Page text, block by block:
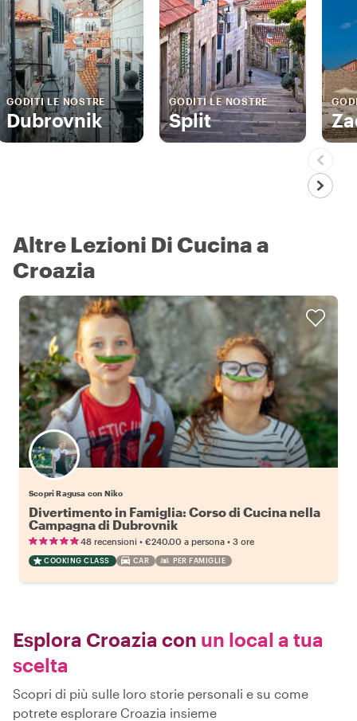
GODITI LE NOSTRE
Dubrovnik
GODITI LE NOSTRE
Split
Altre Lezioni Di Cucina a
Croazia
Scopri Ragusa con Niko
Divertimento in Famiglia: Corso di Cucina nella
Campagna di Dubrovnik
48 recensioni • €240.00 a persona • 3 ore
COOKING CLASS CAR PER FAMIGLIE
Esplora Croazia con un local a tua
scelta
Scopri di più sulle loro storie personali e su come
potrete esplorare Croazia insieme